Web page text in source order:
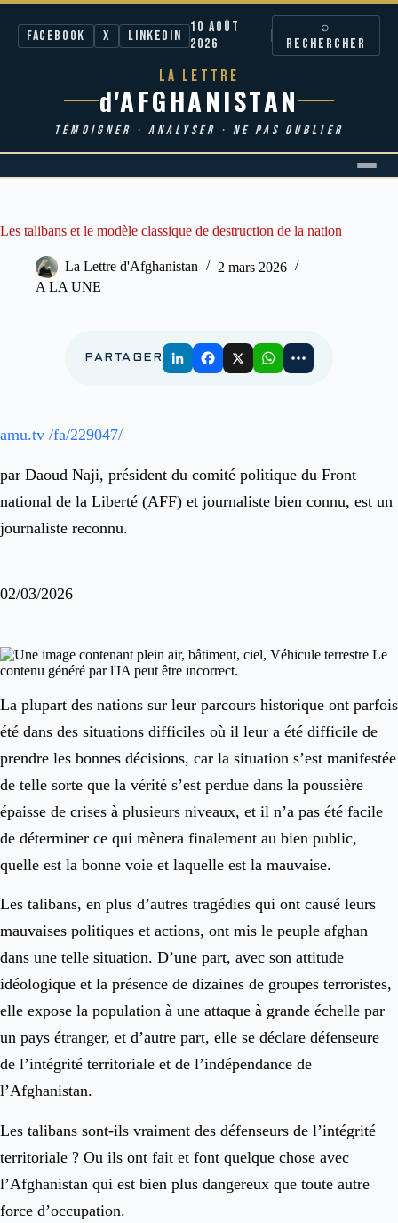
Facebook X LinkedIn
10 AOÛT
2026
⌕
RECHERCHER
LA LETTRE
d'AFGHANISTAN
TÉMOIGNER · ANALYSER · NE PAS OUBLIER
Les talibans et le modèle classique de destruction de la nation
La Lettre d'Afghanistan
2 mars 2026
A LA UNE
PARTAGER
amu.tv /fa/229047/
par Daoud Naji, président du comité politique du Front
national de la Liberté (AFF) et journaliste bien connu, est un
journaliste reconnu.
02/03/2026
La plupart des nations sur leur parcours historique ont parfois
été dans des situations difficiles où il leur a été difficile de
prendre les bonnes décisions, car la situation s’est manifestée
de telle sorte que la vérité s’est perdue dans la poussière
épaisse de crises à plusieurs niveaux, et il n’a pas été facile
de déterminer ce qui mènera finalement au bien public,
quelle est la bonne voie et laquelle est la mauvaise.
Les talibans, en plus d’autres tragédies qui ont causé leurs
mauvaises politiques et actions, ont mis le peuple afghan
dans une telle situation. D’une part, avec son attitude
idéologique et la présence de dizaines de groupes terroristes,
elle expose la population à une attaque à grande échelle par
un pays étranger, et d’autre part, elle se déclare défenseure
de l’intégrité territoriale et de l’indépendance de
l’Afghanistan.
Les talibans sont-ils vraiment des défenseurs de l’intégrité
territoriale ? Ou ils ont fait et font quelque chose avec
l’Afghanistan qui est bien plus dangereux que toute autre
force d’occupation.